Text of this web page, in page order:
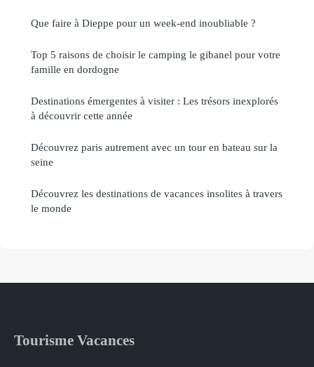
Que faire à Dieppe pour un week-end inoubliable ?
Top 5 raisons de choisir le camping le gibanel pour votre
famille en dordogne
Destinations émergentes à visiter : Les trésors inexplorés
à découvrir cette année
Découvrez paris autrement avec un tour en bateau sur la
seine
Découvrez les destinations de vacances insolites à travers
le monde
Tourisme Vacances